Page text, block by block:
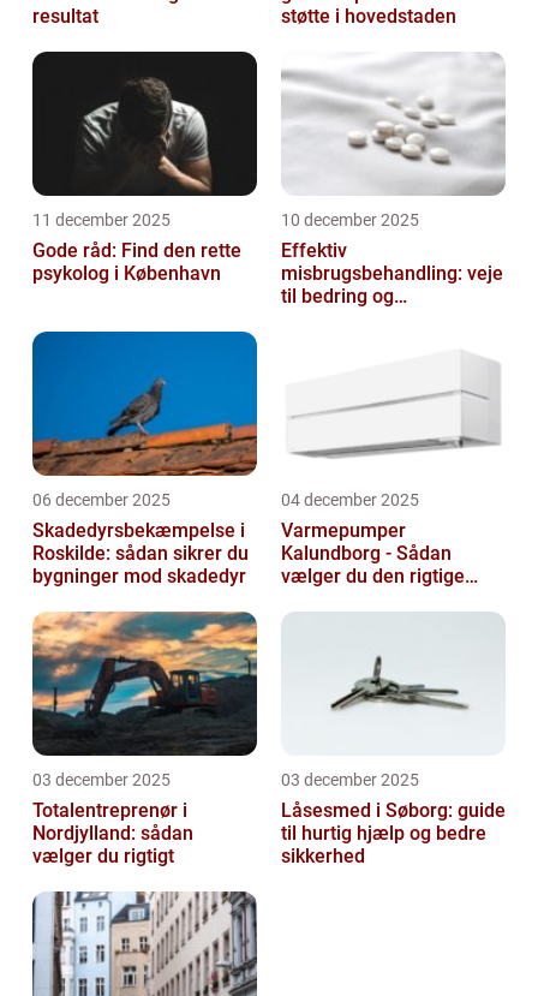
resultat
støtte i hovedstaden
11 december 2025
Gode råd: Find den rette
psykolog i København
10 december 2025
Effektiv
misbrugsbehandling: veje
til bedring og
06 december 2025
Skadedyrsbekæmpelse i
Roskilde: sådan sikrer du
bygninger mod skadedyr
04 december 2025
Varmepumper
Kalundborg - Sådan
vælger du den rigtige
03 december 2025
Totalentreprenør i
Nordjylland: sådan
vælger du rigtigt
03 december 2025
Låsesmed i Søborg: guide
til hurtig hjælp og bedre
sikkerhed